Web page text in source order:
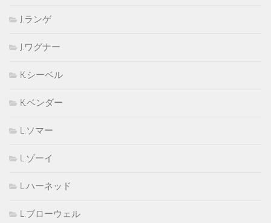
J.ランゲ
J.ワグナー
K.シーベル
K.ベンダー
L.ソマー
L.ゾーイ
L.ハーネッド
L.ブローウェル